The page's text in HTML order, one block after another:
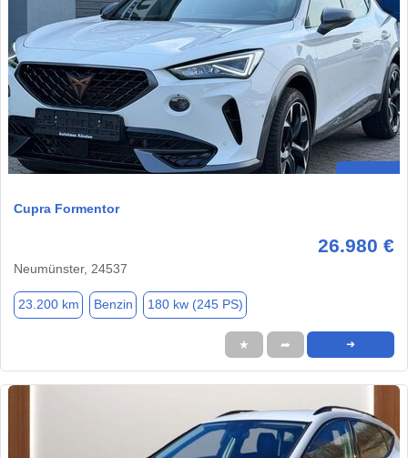
Cupra Formentor
26.980 €
Neumünster, 24537
23.200 km Benzin 180 kw (245 PS)
★ ➦ ➜